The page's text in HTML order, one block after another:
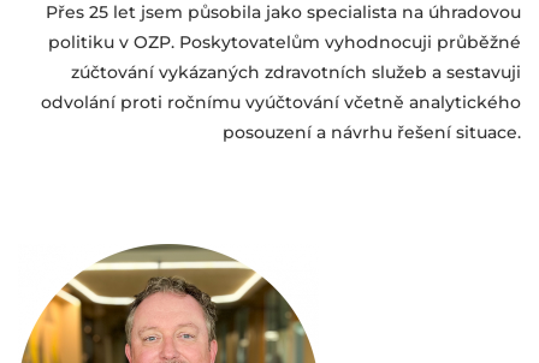
Přes 25 let jsem působila jako specialista na úhradovou
politiku v OZP. Poskytovatelům vyhodnocuji průběžné
zúčtování vykázaných zdravotních služeb a sestavuji
odvolání proti ročnímu vyúčtování včetně analytického
posouzení a návrhu řešení situace.